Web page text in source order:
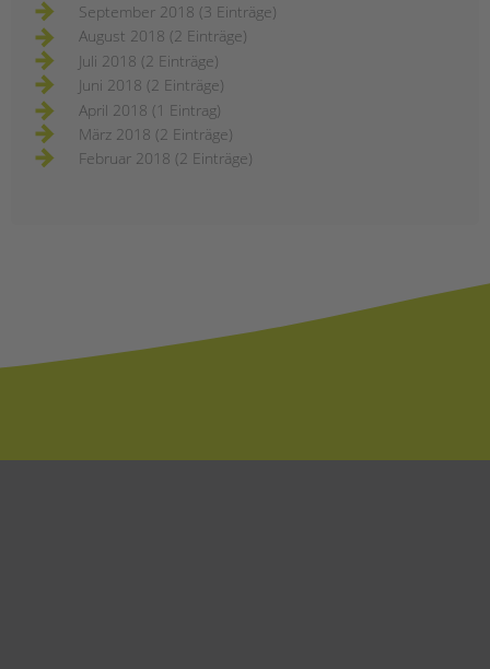
September 2018 (3 Einträge)
August 2018 (2 Einträge)
Juli 2018 (2 Einträge)
Juni 2018 (2 Einträge)
April 2018 (1 Eintrag)
März 2018 (2 Einträge)
Februar 2018 (2 Einträge)